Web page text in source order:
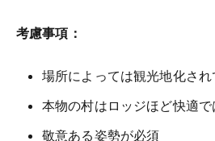
考慮事項：
場所によっては観光地化さ
本物の村はロッジほど快適で
敬意ある姿勢が必須